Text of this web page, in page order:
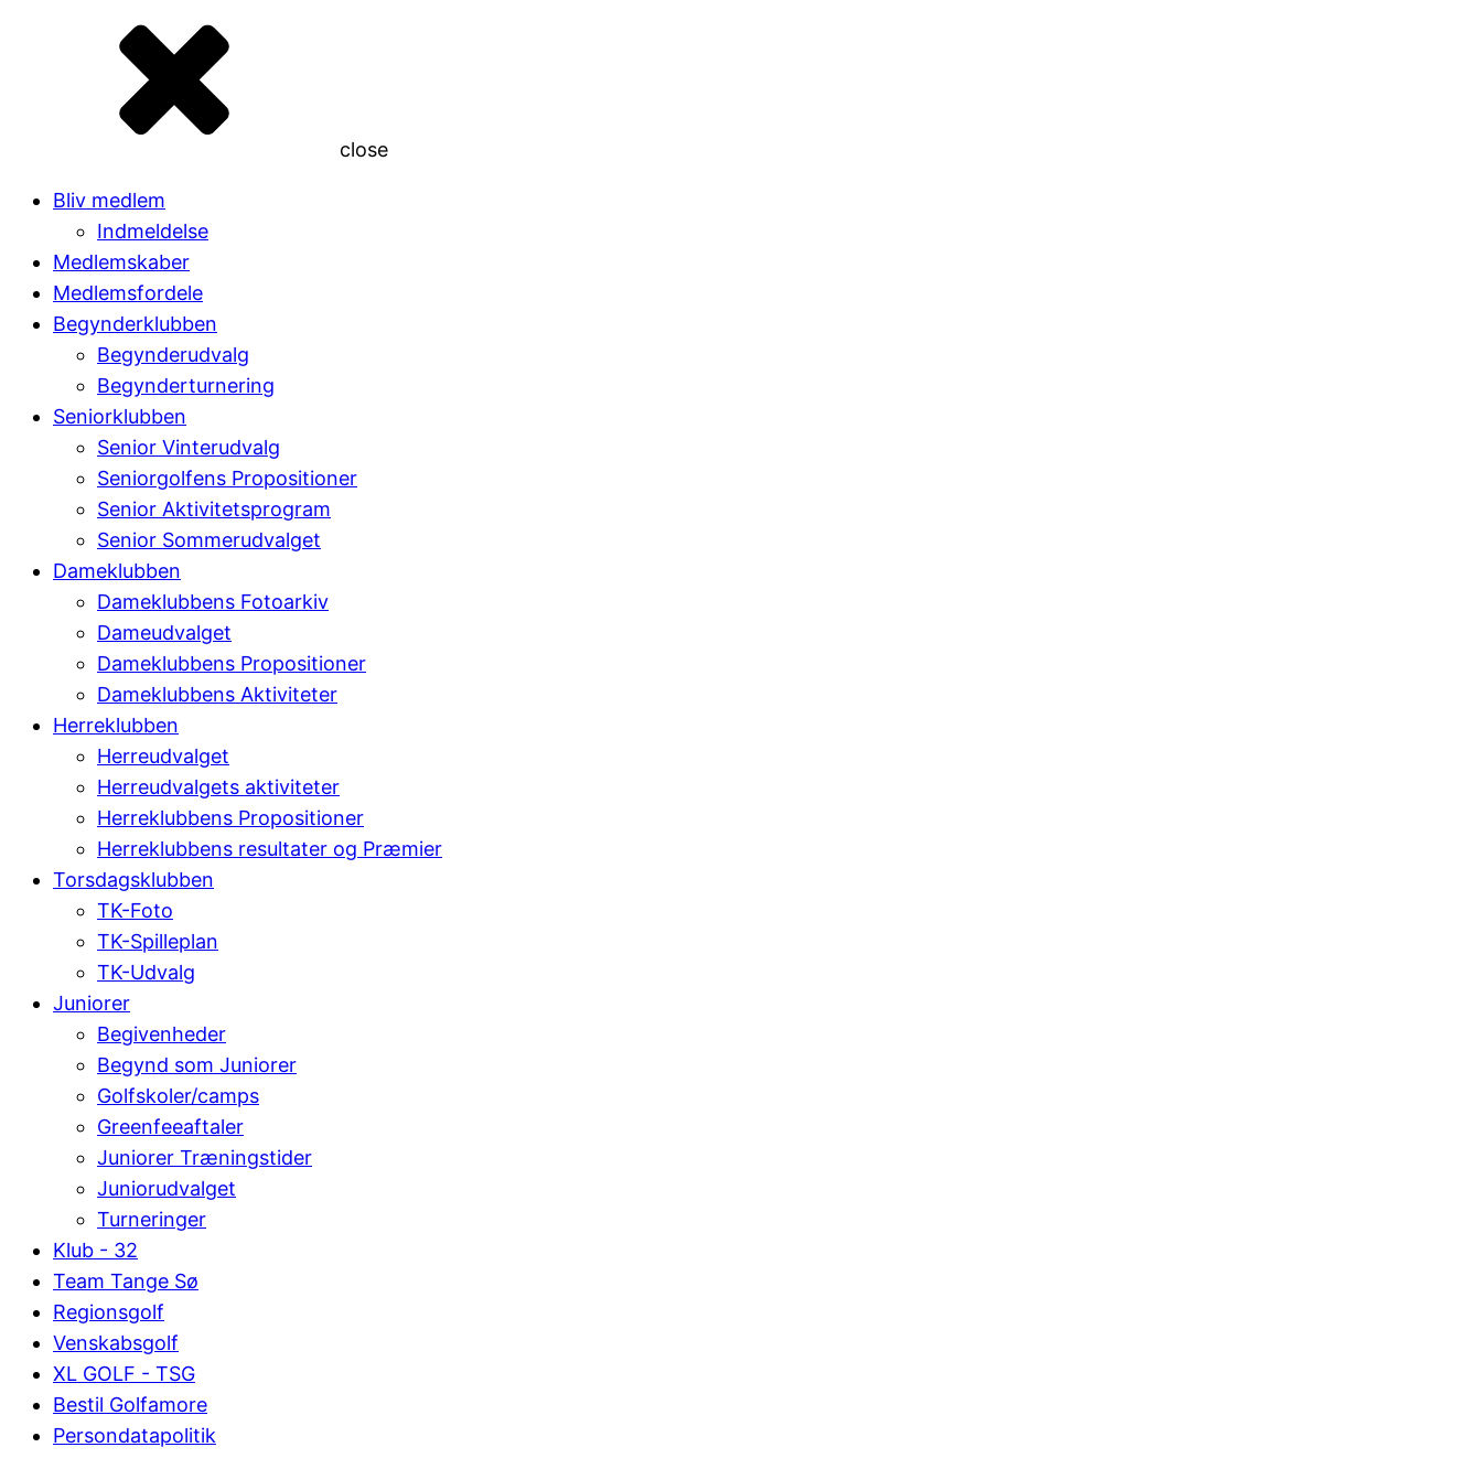
close
Bliv medlem
Indmeldelse
Medlemskaber
Medlemsfordele
Begynderklubben
Begynderudvalg
Begynderturnering
Seniorklubben
Senior Vinterudvalg
Seniorgolfens Propositioner
Senior Aktivitetsprogram
Senior Sommerudvalget
Dameklubben
Dameklubbens Fotoarkiv
Dameudvalget
Dameklubbens Propositioner
Dameklubbens Aktiviteter
Herreklubben
Herreudvalget
Herreudvalgets aktiviteter
Herreklubbens Propositioner
Herreklubbens resultater og Præmier
Torsdagsklubben
TK-Foto
TK-Spilleplan
TK-Udvalg
Juniorer
Begivenheder
Begynd som Juniorer
Golfskoler/camps
Greenfeeaftaler
Juniorer Træningstider
Juniorudvalget
Turneringer
Klub - 32
Team Tange Sø
Regionsgolf
Venskabsgolf
XL GOLF - TSG
Bestil Golfamore
Persondatapolitik